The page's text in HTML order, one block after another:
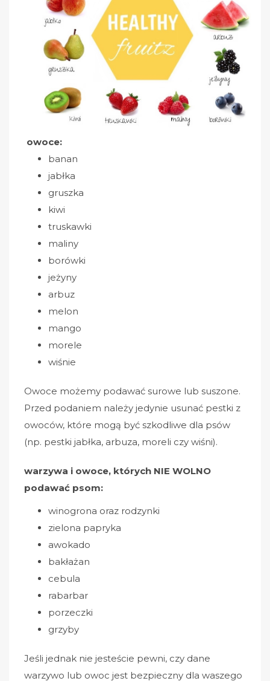
owoce:
banan
jabłka
gruszka
kiwi
truskawki
maliny
borówki
jeżyny
arbuz
melon
mango
morele
wiśnie
Owoce możemy podawać surowe lub suszone.
Przed podaniem należy jedynie usunać pestki z
owoców, które mogą być szkodliwe dla psów
(np. pestki jabłka, arbuza, moreli czy wiśni).
warzywa i owoce, których NIE WOLNO
podawać psom:
winogrona oraz rodzynki
zielona papryka
awokado
bakłażan
cebula
rabarbar
porzeczki
grzyby
Jeśli jednak nie jesteście pewni, czy dane
warzywo lub owoc jest bezpieczny dla waszego